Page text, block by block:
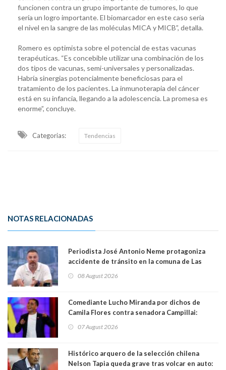
funcionen contra un grupo importante de tumores, lo que
sería un logro importante. El biomarcador en este caso sería
el nivel en la sangre de las moléculas MICA y MICB”, detalla.
Romero es optimista sobre el potencial de estas vacunas
terapéuticas. “Es concebible utilizar una combinación de los
dos tipos de vacunas, semi-universales y personalizadas.
Habría sinergias potencialmente beneficiosas para el
tratamiento de los pacientes. La inmunoterapia del cáncer
está en su infancia, llegando a la adolescencia. La promesa es
enorme”, concluye.
Categorias: Tendencias
NOTAS RELACIONADAS
Periodista José Antonio Neme protagoniza
accidente de tránsito en la comuna de Las
08 August 2026
Comediante Lucho Miranda por dichos de
Camila Flores contra senadora Campillai:
forma de quitar dignidad"
07 August 2026
Histórico arquero de la selección chilena
Nelson Tapia queda grave tras volcar en auto: